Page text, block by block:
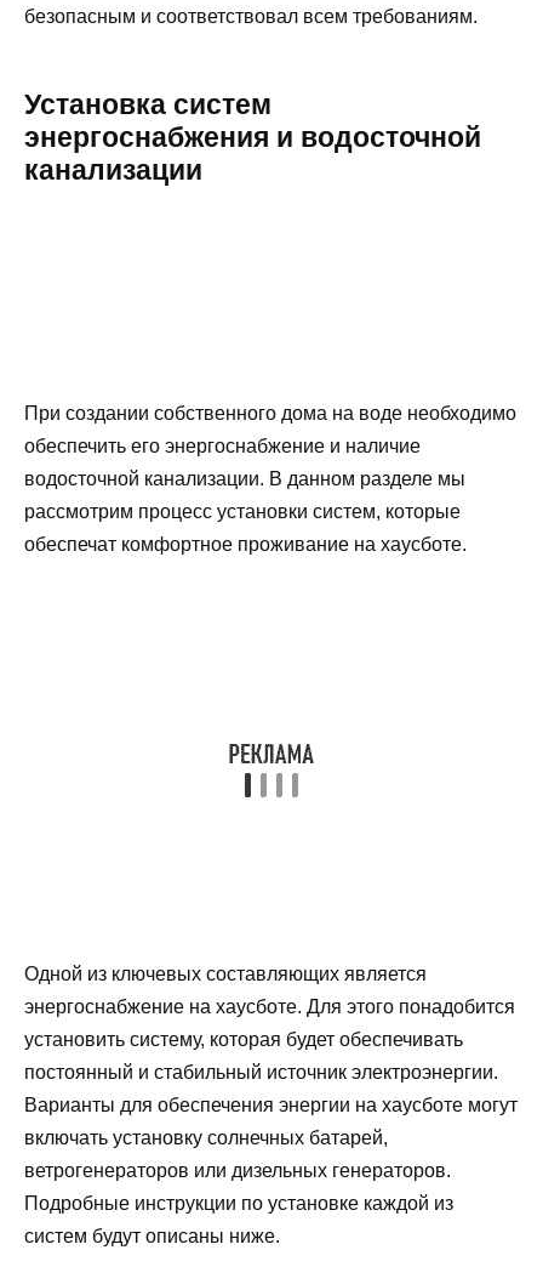
безопасным и соответствовал всем требованиям.
Установка систем
энергоснабжения и водосточной
канализации
При создании собственного дома на воде необходимо
обеспечить его энергоснабжение и наличие
водосточной канализации. В данном разделе мы
рассмотрим процесс установки систем, которые
обеспечат комфортное проживание на хаусботе.
Одной из ключевых составляющих является
энергоснабжение на хаусботе. Для этого понадобится
установить систему, которая будет обеспечивать
постоянный и стабильный источник электроэнергии.
Варианты для обеспечения энергии на хаусботе могут
включать установку солнечных батарей,
ветрогенераторов или дизельных генераторов.
Подробные инструкции по установке каждой из
систем будут описаны ниже.